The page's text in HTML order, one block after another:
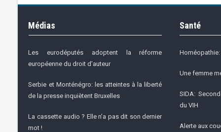
Médias
Les eurodéputés adoptent la réforme
européenne du droit d’auteur
Serbie et Monténégro: les atteintes à la liberté
de la presse inquiètent Bruxelles
La cassette audio ? Elle n’a pas dit son dernier
mot !
Santé
Une femme
SIDA:
du VIH
Alerte aux